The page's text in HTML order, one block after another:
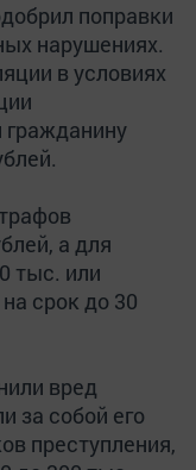
поправки
нарушениях.
в условиях
а для
тыс. или
срок до 30
вред
за собой его
преступления,